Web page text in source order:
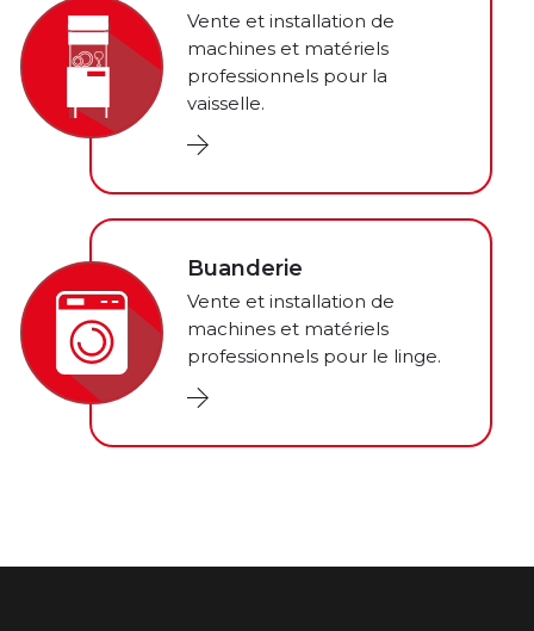
Vente et installation de
machines et matériels
professionnels pour la
vaisselle.
Buanderie
Vente et installation de
machines et matériels
professionnels pour le linge.